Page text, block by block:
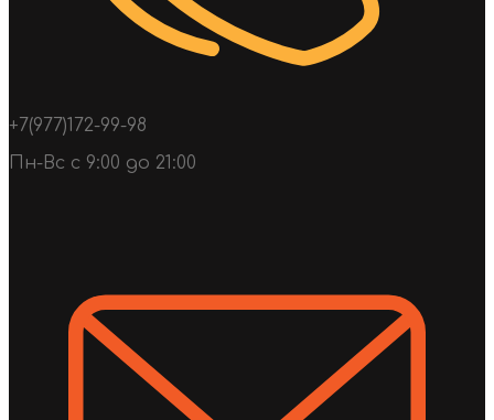
+7(977)172-99-98
Пн-Вс с 9:00 до 21:00